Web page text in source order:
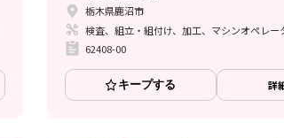
栃木県鹿沼市
検査、組立・組付け、加工、マシンオペレー
62408-00
キープする 詳